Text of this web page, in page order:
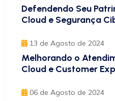
Defendendo Seu
Cloud e Segurança
13 de Agosto de 2024
Melhorando o
Cloud e Customer
06 de Agosto de 2024